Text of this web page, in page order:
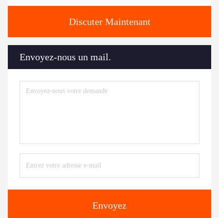
Discuter Maintenant
Envoyez-nous un mail.
Envoyez